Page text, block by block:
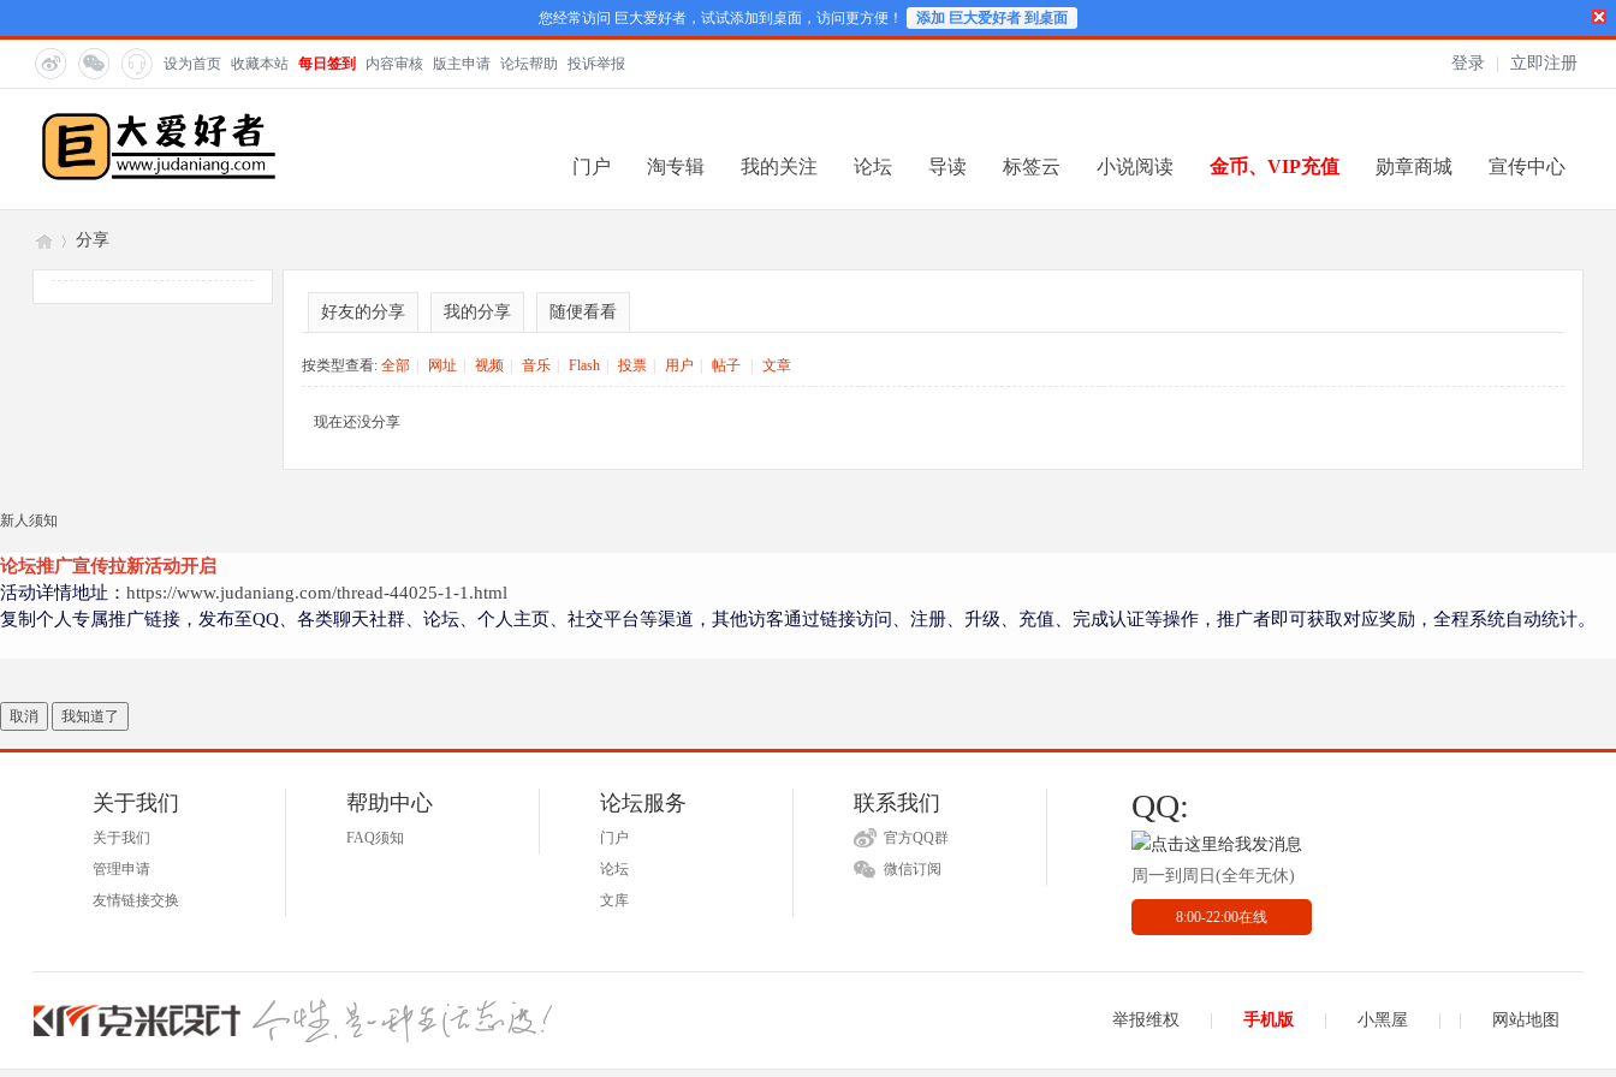
您经常访问 巨大爱好者，试试添加到桌面，访问更方便！ 添加 巨大爱好者 到桌面
登录 立即注册
设为首页 收藏本站 每日签到 内容审核 版主申请 论坛帮助 投诉举报
门户 淘专辑 我的关注 论坛 导读 标签云 小说阅读 金币、VIP充值 勋章商城 宣传中心
大
分享
好友的分享 我的分享 随便看看
按类型查看:全部 网址 视频 音乐 Flash 投票 用户 帖子 文章
现在还没分享
新人须知
论坛推广宣传拉新活动开启
活动详情地址： https://www.judaniang.com/thread-44025-1-1.html
复制个人专属推广链接，发布至QQ、各类聊天社群、论坛、个人主页、社交平台等渠道，其他访客通过链接访问、注册、升级、充值、完成认证等操作，推广者即可获取对应奖励，全程系统自动统计。
取消 我知道了
关于我们
关于我们
管理申请
友情链接交换
帮助中心
FAQ须知
论坛服务
门户
论坛
文库
联系我们
官方QQ群
微信订阅
QQ:
周一到周日(全年无休)
8:00-22:00在线
举报维权 手机版 小黑屋 网站地图